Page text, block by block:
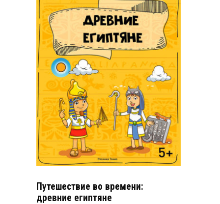
Путешествие во времени:
древние египтяне